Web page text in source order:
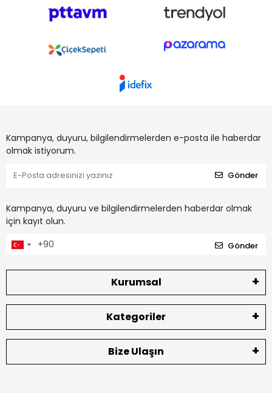
Kampanya, duyuru, bilgilendirmelerden e-posta ile haberdar
olmak istiyorum.
Gönder
Kampanya, duyuru ve bilgilendirmelerden haberdar olmak
için kayıt olun.
Gönder
Kurumsal
Kategoriler
Bize Ulaşın